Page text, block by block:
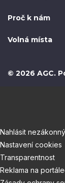
© 2026 AGC.
Proč k nám
Volná místa
Nahlásit
Nastavení cookies
Transparentnost
Reklama na